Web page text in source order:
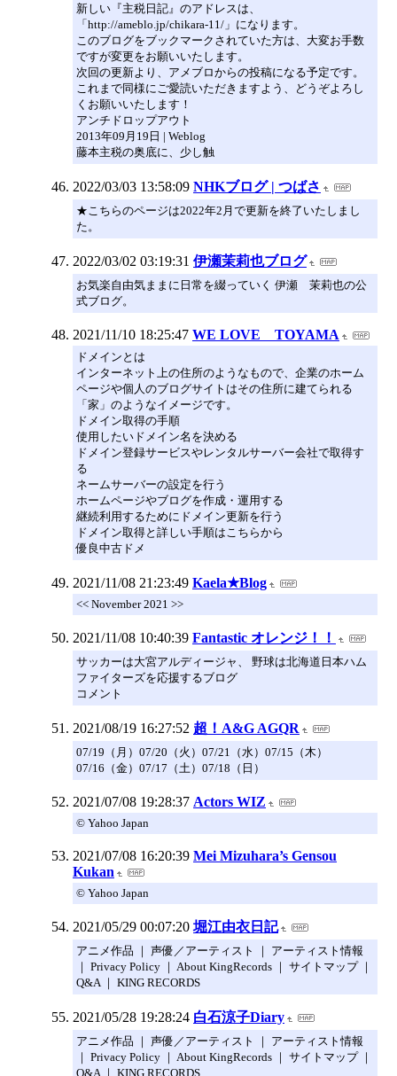
新しい『主税日記』のアドレスは、
「http://ameblo.jp/chikara-11/」になります。
このブログをブックマークされていた方は、大変お手数
ですが変更をお願いいたします。
次回の更新より、アメブロからの投稿になる予定です。
これまで同様にご愛読いただきますよう、どうぞよろし
くお願いいたします！
アンチドロップアウト
2013年09月19日 | Weblog
藤本主税の奥底に、少し触
2022/03/03 13:58:09 NHKブログ | つばさ
★こちらのページは2022年2月で更新を終了いたしまし
た。
2022/03/02 03:19:31 伊瀬茉莉也ブログ
お気楽自由気ままに日常を綴っていく 伊瀬 茉莉也の公
式ブログ。
2021/11/10 18:25:47 WE LOVE TOYAMA
ドメインとは
インターネット上の住所のようなもので、企業のホーム
ページや個人のブログサイトはその住所に建てられる
「家」のようなイメージです。
ドメイン取得の手順
使用したいドメイン名を決める
ドメイン登録サービスやレンタルサーバー会社で取得す
る
ネームサーバーの設定を行う
ホームページやブログを作成・運用する
継続利用するためにドメイン更新を行う
ドメイン取得と詳しい手順はこちらから
優良中古ドメ
2021/11/08 21:23:49 Kaela★Blog
<< November 2021 >>
2021/11/08 10:40:39 Fantastic オレンジ！！
サッカーは大宮アルディージャ、 野球は北海道日本ハム
ファイターズを応援するブログ
コメント
2021/08/19 16:27:52 超！A&G AGQR
07/19（月）07/20（火）07/21（水）07/15（木）
07/16（金）07/17（土）07/18（日）
2021/07/08 19:28:37 Actors WIZ
© Yahoo Japan
2021/07/08 16:20:39 Mei Mizuhara’s Gensou
Kukan
© Yahoo Japan
2021/05/29 00:07:20 堀江由衣日記
アニメ作品 ｜ 声優／アーティスト ｜ アーティスト情報
｜ Privacy Policy ｜ About KingRecords ｜ サイトマップ ｜
Q&A ｜ KING RECORDS
2021/05/28 19:28:24 白石涼子Diary
アニメ作品 ｜ 声優／アーティスト ｜ アーティスト情報
｜ Privacy Policy ｜ About KingRecords ｜ サイトマップ ｜
Q&A ｜ KING RECORDS